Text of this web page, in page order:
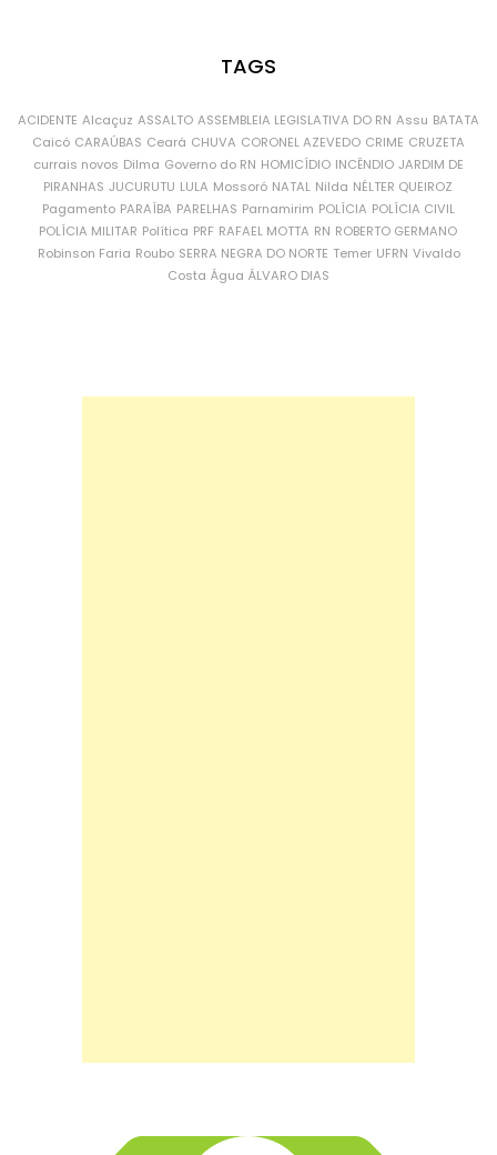
TAGS
ACIDENTE Alcaçuz ASSALTO ASSEMBLEIA LEGISLATIVA DO RN Assu BATATA
Caicó CARAÚBAS Ceará CHUVA CORONEL AZEVEDO CRIME CRUZETA
currais novos Dilma Governo do RN HOMICÍDIO INCÊNDIO JARDIM DE
PIRANHAS JUCURUTU LULA Mossoró NATAL Nilda NÉLTER QUEIROZ
Pagamento PARAÍBA PARELHAS Parnamirim POLÍCIA POLÍCIA CIVIL
POLÍCIA MILITAR Política PRF RAFAEL MOTTA RN ROBERTO GERMANO
Robinson Faria Roubo SERRA NEGRA DO NORTE Temer UFRN Vivaldo
Costa Água ÁLVARO DIAS